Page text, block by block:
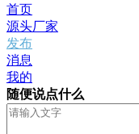
首页
源头厂家
发布
消息
我的
随便说点什么